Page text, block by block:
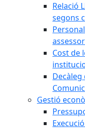
Relació
segons
Cost de
Decàleg
Gestió